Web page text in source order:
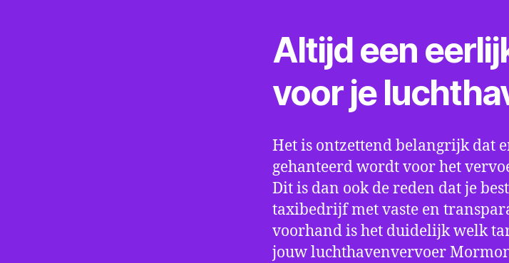
Altijd een
voor je
Het is ontzettend belangrijk dat
gehanteerd wordt voor het
Dit is dan ook de reden dat je
taxibedrijf met vaste en
voorhand is het duidelijk welk
jouw luchthavenvervoer